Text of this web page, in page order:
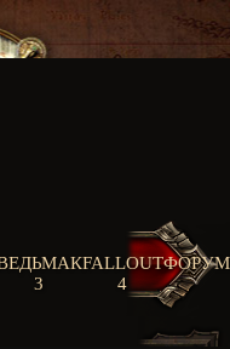
3
FALLOUT
4
ФОРУМ